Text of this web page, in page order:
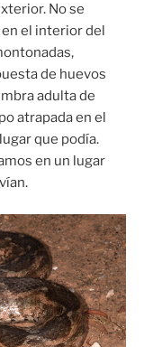
No se
en el interior del
de huevos
adulta de
atrapada en el
que podía.
en un lugar